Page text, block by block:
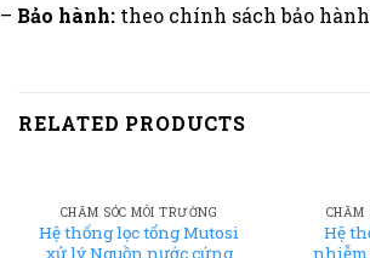
– Bảo hành: theo chính sách bảo
RELATED PRODUCTS
CHĂM SÓC MÔI TRƯỜNG
Hệ thống lọc tổng Mutosi
xử lý Nguồn nước cứng
CHĂM
Hệ
nhiễm